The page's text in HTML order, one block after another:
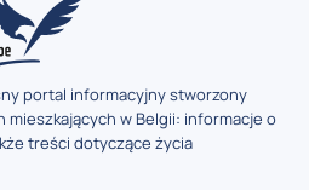
portal informacyjny stworzony
mieszkających w Belgii: informacje o
treści dotyczące życia